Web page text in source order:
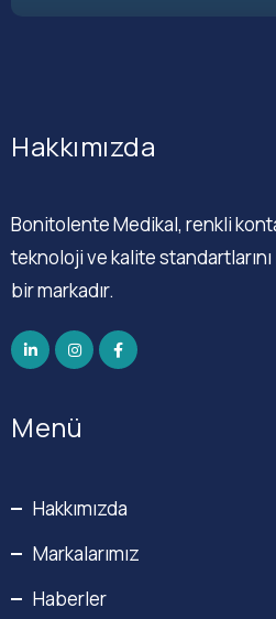
Hakkımızda
Bonitolente Medikal, renkli
teknoloji ve kalite
bir markadır.
Menü
Hakkımızda
Markalarımız
Haberler